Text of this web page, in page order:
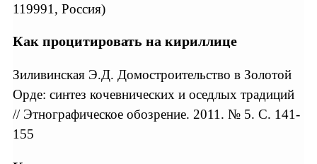
119991, Россия)
Как процитировать на кириллице
Зиливинская Э.Д. Домостроительство в Золотой
Орде: синтез кочевнических и оседлых традиций
// Этнографическое обозрение. 2011. № 5. С. 141-
155